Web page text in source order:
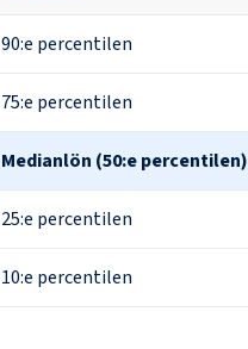
90:e percentilen
75:e percentilen
Medianlön (50:e percentilen)
25:e percentilen
10:e percentilen